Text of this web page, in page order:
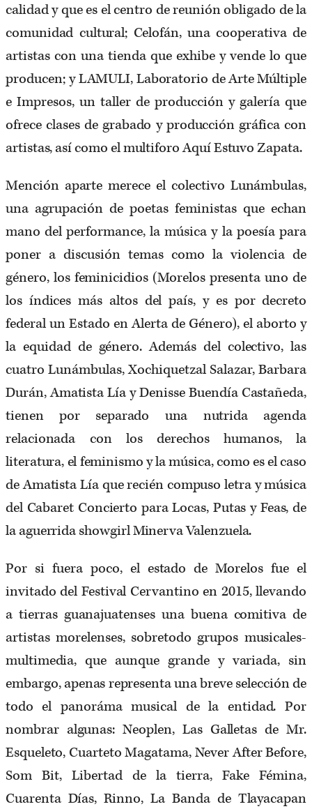
calidad y que es el centro de reunión obligado de la
comunidad cultural; Celofán, una cooperativa de
artistas con una tienda que exhibe y vende lo que
producen; y LAMULI, Laboratorio de Arte Múltiple
e Impresos, un taller de producción y galería que
ofrece clases de grabado y producción gráfica con
artistas, así como el multiforo Aquí Estuvo Zapata.
Mención aparte merece el colectivo Lunámbulas,
una agrupación de poetas feministas que echan
mano del performance, la música y la poesía para
poner a discusión temas como la violencia de
género, los feminicidios (Morelos presenta uno de
los índices más altos del país, y es por decreto
federal un Estado en Alerta de Género), el aborto y
la equidad de género. Además del colectivo, las
cuatro Lunámbulas, Xochiquetzal Salazar, Barbara
Durán, Amatista Lía y Denisse Buendía Castañeda,
tienen por separado una nutrida agenda
relacionada con los derechos humanos, la
literatura, el feminismo y la música, como es el caso
de Amatista Lía que recién compuso letra y música
del Cabaret Concierto para Locas, Putas y Feas, de
la aguerrida showgirl Minerva Valenzuela.
Por si fuera poco, el estado de Morelos fue el
invitado del Festival Cervantino en 2015, llevando
a tierras guanajuatenses una buena comitiva de
artistas morelenses, sobretodo grupos musicales-
multimedia, que aunque grande y variada, sin
embargo, apenas representa una breve selección de
todo el panoráma musical de la entidad. Por
nombrar algunas: Neoplen, Las Galletas de Mr.
Esqueleto, Cuarteto Magatama, Never After Before,
Som Bit, Libertad de la tierra, Fake Fémina,
Cuarenta Días, Rinno, La Banda de Tlayacapan